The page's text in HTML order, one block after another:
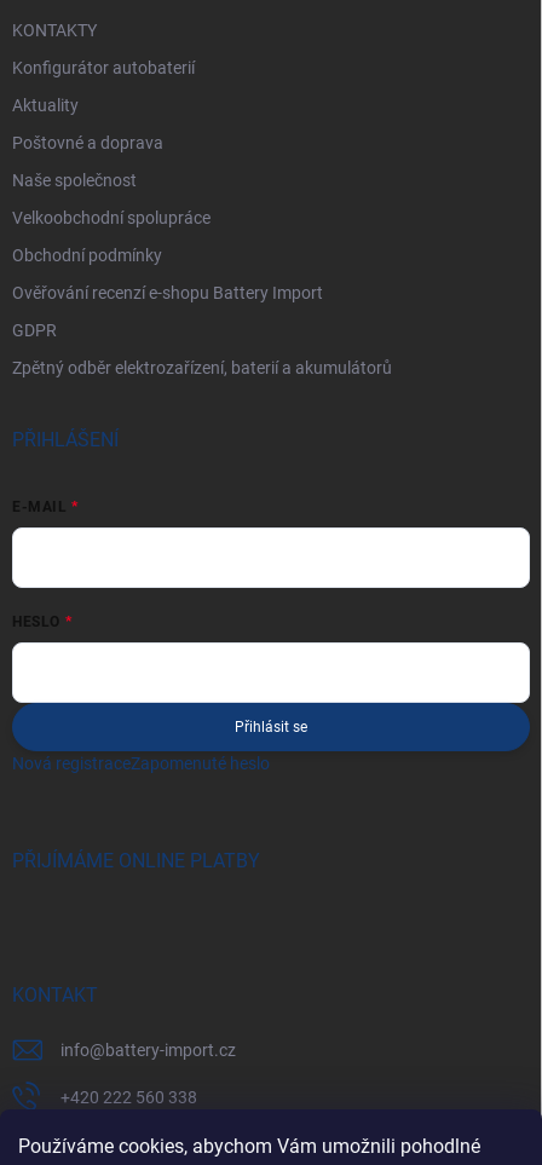
Používáme cookies, abychom Vám umožnili pohodlné
KONTAKTY
Konfigurátor autobaterií
Aktuality
Poštovné a doprava
Naše společnost
Velkoobchodní spolupráce
Obchodní podmínky
Ověřování recenzí e-shopu Battery Import
GDPR
Zpětný odběr elektrozařízení, baterií a akumulátorů
PŘIHLÁŠENÍ
E-MAIL
HESLO
Přihlásit se
Nová registraceZapomenuté heslo
PŘIJÍMÁME ONLINE PLATBY
KONTAKT
info@battery-import.cz
+420 222 560 338
+420 774 969 705